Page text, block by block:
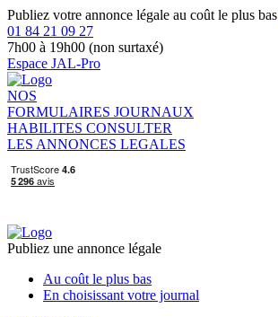
Publiez votre annonce légale au coût le plus bas
01 84 21 09 27
7h00 à 19h00 (non surtaxé)
Espace JAL-Pro
NOS
FORMULAIRES JOURNAUX
HABILITES CONSULTER
LES ANNONCES LEGALES
Publiez une annonce légale
Au coût le plus bas
En choisissant votre journal